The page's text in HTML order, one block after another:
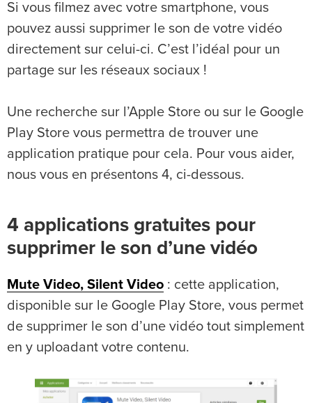
Si vous filmez avec votre smartphone, vous
pouvez aussi supprimer le son de votre vidéo
directement sur celui-ci. C’est l’idéal pour un
partage sur les réseaux sociaux !
Une recherche sur l’Apple Store ou sur le Google
Play Store vous permettra de trouver une
application pratique pour cela. Pour vous aider,
nous vous en présentons 4, ci-dessous.
4 applications gratuites pour
supprimer le son d’une vidéo
Mute Video, Silent Video : cette application,
disponible sur le Google Play Store, vous permet
de supprimer le son d’une vidéo tout simplement
en y uploadant votre contenu.